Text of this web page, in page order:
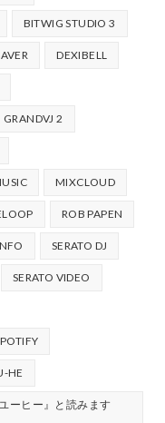
BITWIG STUDIO 3
DEXIBELL
GRANDVJ 2
MIXCLOUD
ROB PAPEN
SERATO DJ
SERATO VIDEO
HE
ーヒー』と読みます